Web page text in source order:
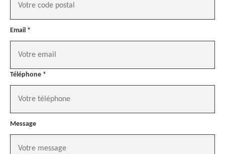
Email *
Téléphone *
Message